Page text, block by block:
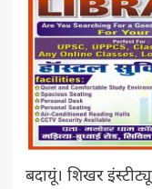
बदायूं। शिखर